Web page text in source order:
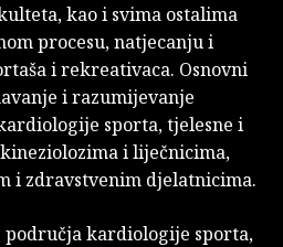
kao i svima ostalima
procesu, natjecanju i
i rekreativaca. Osnovni
i razumijevanje
sporta, tjelesne i
i liječnicima,
i zdravstvenim djelatnicima.
kardiologije sporta,